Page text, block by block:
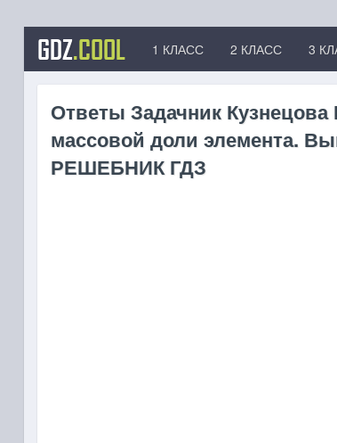
GDZ.COOL 1 КЛАСС 2 КЛАСС 3
Ответы Задачник
массовой доли элемента.
РЕШЕБНИК ГДЗ